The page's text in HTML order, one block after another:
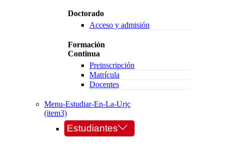
Doctorado
Acceso y admisión
Formación
Continua
Preinscripción
Matrícula
Docentes
Menu-Estudiar-En-La-Urjc
(item3)
Estudiantes